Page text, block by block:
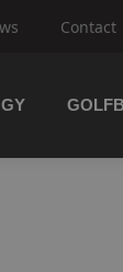
Contact